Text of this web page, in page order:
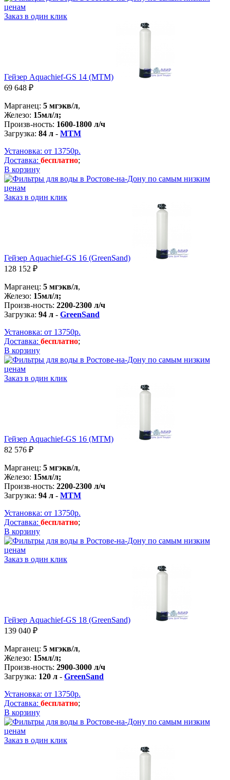
Заказ в один клик
Гейзер Aquachief-GS 14 (MTM)
69 648 ₽
Марганец: 5 мгэкв/л,
Железо: 15мл/л;
Произв-ность: 1600-1800 л/ч
Загрузка: 84 л - MTM
Установка: от 13750р.
Доставка: бесплатно;
В корзину
Заказ в один клик
Гейзер Aquachief-GS 16 (GreenSand)
128 152 ₽
Марганец: 5 мгэкв/л,
Железо: 15мл/л;
Произв-ность: 2200-2300 л/ч
Загрузка: 94 л - GreenSand
Установка: от 13750р.
Доставка: бесплатно;
В корзину
Заказ в один клик
Гейзер Aquachief-GS 16 (MTM)
82 576 ₽
Марганец: 5 мгэкв/л,
Железо: 15мл/л;
Произв-ность: 2200-2300 л/ч
Загрузка: 94 л - MTM
Установка: от 13750р.
Доставка: бесплатно;
В корзину
Заказ в один клик
Гейзер Aquachief-GS 18 (GreenSand)
139 040 ₽
Марганец: 5 мгэкв/л,
Железо: 15мл/л;
Произв-ность: 2900-3000 л/ч
Загрузка: 120 л - GreenSand
Установка: от 13750р.
Доставка: бесплатно;
В корзину
Заказ в один клик